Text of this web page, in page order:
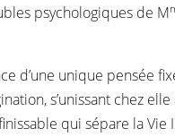
psychologiques de M
d’une unique pensée
s’unissant chez
qui sépare la